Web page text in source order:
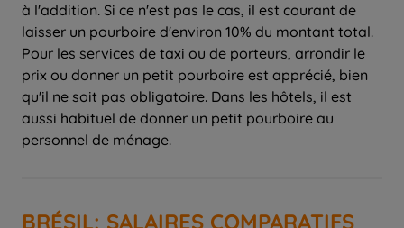
à l'addition. Si ce n'est pas le cas, il est courant de
laisser un pourboire d'environ 10% du montant total.
Pour les services de taxi ou de porteurs, arrondir le
prix ou donner un petit pourboire est apprécié, bien
qu'il ne soit pas obligatoire. Dans les hôtels, il est
aussi habituel de donner un petit pourboire au
personnel de ménage.
BRÉSIL: SALAIRES COMPARATIFS